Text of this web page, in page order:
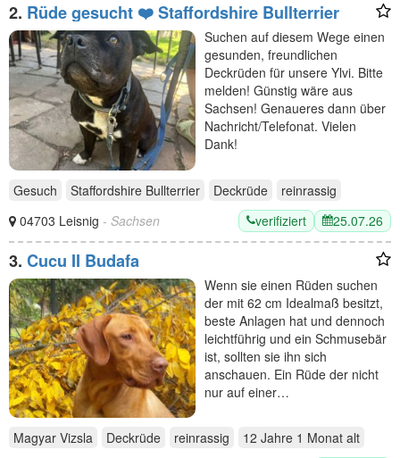
2. Rüde gesucht ❤️ Staffordshire Bullterrier
Suchen auf diesem Wege einen
gesunden, freundlichen
Deckrüden für unsere Ylvi. Bitte
melden! Günstig wäre aus
Sachsen! Genaueres dann über
Nachricht/Telefonat. Vielen
Dank!
Gesuch Staffordshire Bullterrier Deckrüde
reinrassig
04703 Leisnig - Sachsen verifiziert 25.07.26
3. Cucu II Budafa
Wenn sie einen Rüden suchen
der mit 62 cm Idealmaß besitzt,
beste Anlagen hat und dennoch
leichtführig und ein Schmusebär
ist, sollten sie ihn sich
anschauen. Ein Rüde der nicht
nur auf einer…
Magyar Vizsla Deckrüde reinrassig 12 Jahre 1 Monat alt